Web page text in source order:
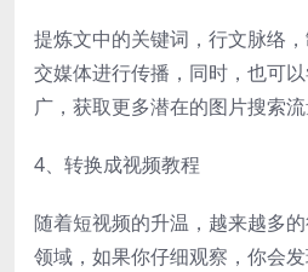
提炼文中的关键词，行文脉络
交媒体进行传播，同时，也可
广，获取更多潜在的图片搜索流
4、转换成视频教程
随着短视频的升温，越来越多
领域，如果你仔细观察，你会